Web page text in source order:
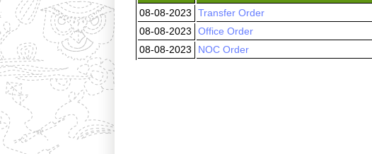
08-08-2023 Transfer Order
08-08-2023
Office Order
08-08-2023
NOC Order